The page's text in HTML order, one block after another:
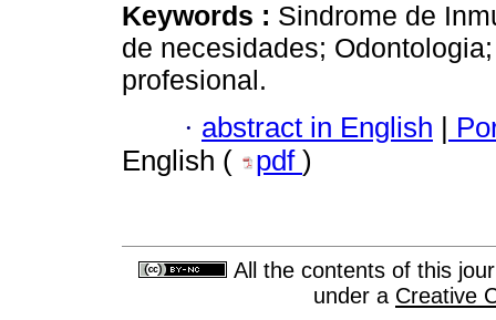
Keywords : Sindrome de
de necesidades;
profesional.
· abstract in English |
English (
pdf )
All the contents of this
under a Creative